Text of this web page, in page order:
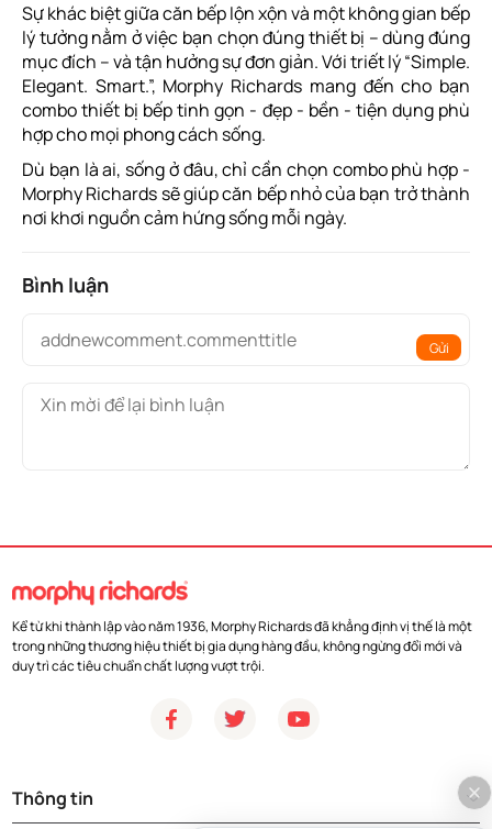
Sự khác biệt giữa căn bếp lộn xộn và một không gian bếp
lý tưởng nằm ở việc bạn chọn đúng thiết bị – dùng đúng
mục đích – và tận hưởng sự đơn giản. Với triết lý “Simple.
Elegant. Smart.”, Morphy Richards mang đến cho bạn
combo thiết bị bếp tinh gọn - đẹp - bền - tiện dụng phù
hợp cho mọi phong cách sống.
Dù bạn là ai, sống ở đâu, chỉ cần chọn combo phù hợp -
Morphy Richards sẽ giúp căn bếp nhỏ của bạn trở thành
nơi khơi nguồn cảm hứng sống mỗi ngày.
Bình luận
Gửi
Kể từ khi thành lập vào năm 1936, Morphy Richards đã khẳng định vị thế là một
trong những thương hiệu thiết bị gia dụng hàng đầu, không ngừng đổi mới và
duy trì các tiêu chuẩn chất lượng vượt trội.
Thông tin